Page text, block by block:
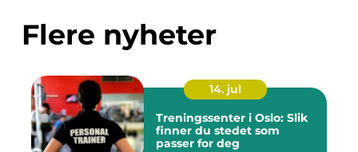
Flere nyheter
14. jul
Treningssenter i Oslo: Slik
finner du stedet som
passer for deg